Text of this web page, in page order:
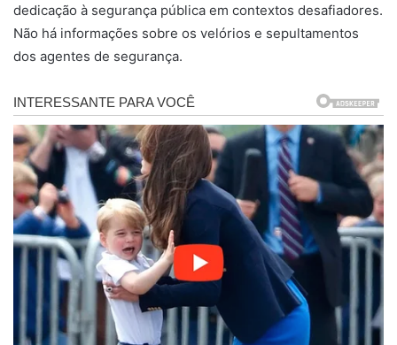
dedicação à segurança pública em contextos desafiadores.
Não há informações sobre os velórios e sepultamentos
dos agentes de segurança.